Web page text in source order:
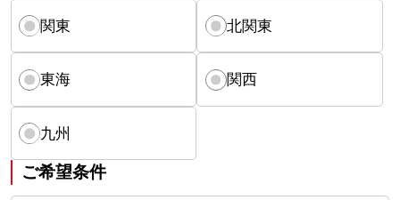
関東 北関東
東海 関西
九州
ご希望条件